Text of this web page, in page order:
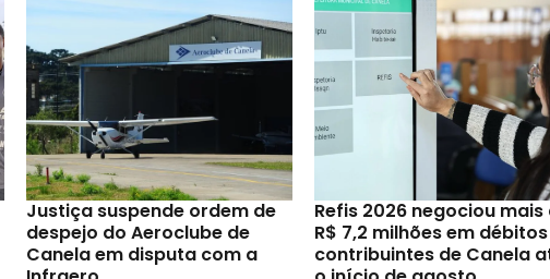
Justiça suspende ordem de
despejo do Aeroclube de
Canela em disputa com a
Refis 2026 negociou mais
R$ 7,2 milhões em
contribuintes de Canela